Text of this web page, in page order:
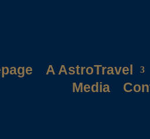
A AstroTravel
Media